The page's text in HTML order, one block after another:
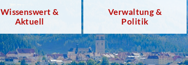
Wissenswert &
Aktuell
Verwaltung &
Politik